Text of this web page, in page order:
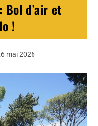
Bol d’air et
!
mai 2026